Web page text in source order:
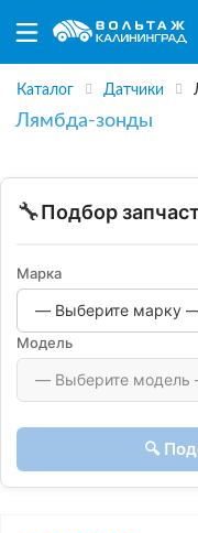
Каталог Датчики
Лямбда-зонды
🔧Подбор
Марка
Модель
🔍